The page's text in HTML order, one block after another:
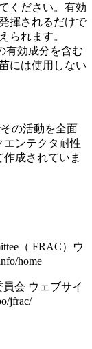
ください。有効
揮されるだけで
られます。
有効成分を含む
には使用しない
その活動を全面
エンテクタ耐性
成されていま
（ FRAC）ウ
home
員会 ウェブサイ
jfrac/